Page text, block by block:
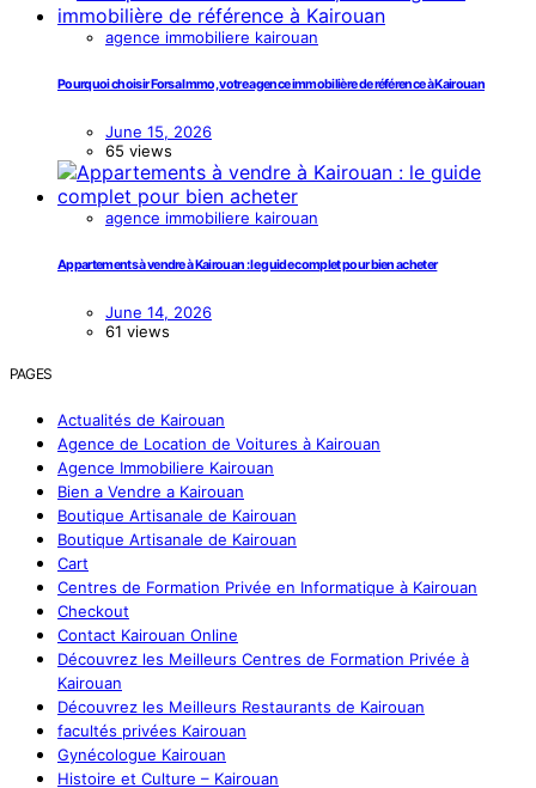
agence immobiliere kairouan
Pourquoi choisir Forsa Immo, votre agence immobilière de référence à Kairouan
June 15, 2026
65 views
agence immobiliere kairouan
Appartements à vendre à Kairouan : le guide complet pour bien acheter
June 14, 2026
61 views
PAGES
Actualités de Kairouan
Agence de Location de Voitures à Kairouan
Agence Immobiliere Kairouan
Bien a Vendre a Kairouan
Boutique Artisanale de Kairouan
Boutique Artisanale de Kairouan
Cart
Centres de Formation Privée en Informatique à Kairouan
Checkout
Contact Kairouan Online
Découvrez les Meilleurs Centres de Formation Privée à
Kairouan
Découvrez les Meilleurs Restaurants de Kairouan
facultés privées Kairouan
Gynécologue Kairouan
Histoire et Culture – Kairouan